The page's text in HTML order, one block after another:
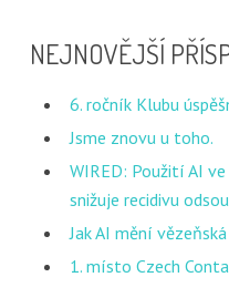
NEJNOVĚJŠÍ
6. ročník Klubu
Jsme znovu u toho.
WIRED: Použití AI
snižuje recidivu
Jak AI mění
1. místo Czech